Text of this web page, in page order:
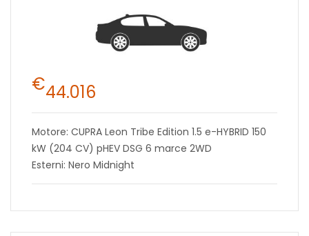
€44.016
Motore: CUPRA Leon Tribe Edition 1.5 e-HYBRID 150
kW (204 CV) pHEV DSG 6 marce 2WD
Esterni: Nero Midnight